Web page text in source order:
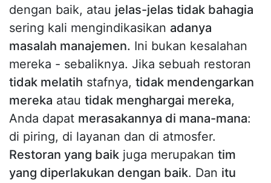
dengan baik, atau jelas-jelas tidak bahagia
sering kali mengindikasikan adanya
masalah manajemen. Ini bukan kesalahan
mereka - sebaliknya. Jika sebuah restoran
tidak melatih stafnya, tidak mendengarkan
mereka atau tidak menghargai mereka,
Anda dapat merasakannya di mana-mana:
di piring, di layanan dan di atmosfer.
Restoran yang baik juga merupakan tim
yang diperlakukan dengan baik. Dan itu